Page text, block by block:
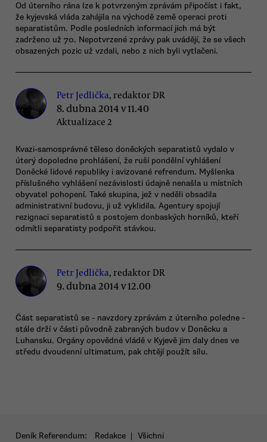
Od úterního rána lze k potvrzeným zprávám připočíst i fakt,
že kyjevská vláda zahájila na východě země operaci proti
separatistům. Podle posledních informací jich má být
zadrženo už 70. Nepotvrzené zprávy pak uvádějí, že se všech
obsazených pozic už vzdali, nebo z nich byli vytlačeni.
Petr Jedlička, redaktor DR
8. dubna 2014 v 11.40
Aktualizace 2
Kvazi-samosprávné těleso doněckých separatistů vydalo v
úterý dopoledne prohlášení, že ruší pondělní vyhlášení
Doněcké lidové republiky i avizované refrendum. Myšlenka
příslušného vyhlášení nezávislosti údajně nenašla u místních
obyvatel pohopení. Také skupina, jež v neděli obsadila
administrativní budovu, ji už vyklidila. Agentury spojují
rezignaci separatistů s postojem donbaských horníků, kteří
odmítli separatisty podpořit stávkou.
Petr Jedlička, redaktor DR
9. dubna 2014 v 12.00
Část separatistů se - navzdory zprávám z úterního poledne -
stále drží v části původně zabraných budov v Doněcku a
Luhansku. Orgány opovědné vládě v Kyjevě jim daly dnes ve
středu dvoudenní ultimatum, pak chtějí použít sílu.
Deník Referendum: Redakce | Všichni